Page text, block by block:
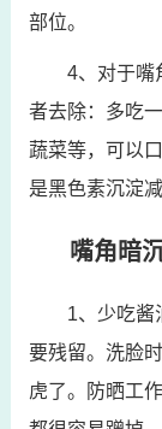
部位。
4、对于嘴
者去除：多吃
蔬菜等，可以
是黑色素沉淀
嘴角暗
1、少吃酱
要残留。洗脸
虎了。防晒工